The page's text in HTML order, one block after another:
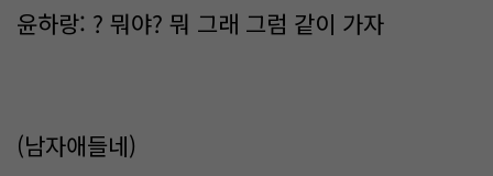
윤하랑: ? 뭐야? 뭐 그래 그럼 같이 가자
(남자애들네)